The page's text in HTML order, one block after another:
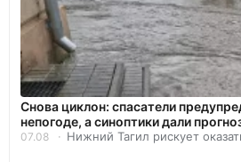
Снова циклон: спасатели
непогоде, а синоптики дали
07.08 Нижний Тагил рискует